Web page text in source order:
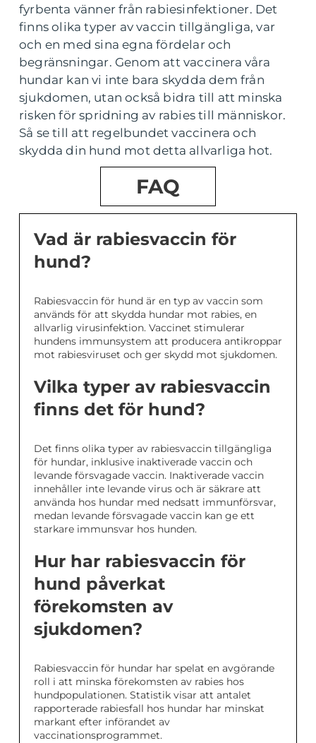
fyrbenta vänner från rabiesinfektioner. Det
finns olika typer av vaccin tillgängliga, var
och en med sina egna fördelar och
begränsningar. Genom att vaccinera våra
hundar kan vi inte bara skydda dem från
sjukdomen, utan också bidra till att minska
risken för spridning av rabies till människor.
Så se till att regelbundet vaccinera och
skydda din hund mot detta allvarliga hot.
FAQ
Vad är rabiesvaccin för
hund?
Rabiesvaccin för hund är en typ av vaccin som
används för att skydda hundar mot rabies, en
allvarlig virusinfektion. Vaccinet stimulerar
hundens immunsystem att producera antikroppar
mot rabiesviruset och ger skydd mot sjukdomen.
Vilka typer av rabiesvaccin
finns det för hund?
Det finns olika typer av rabiesvaccin tillgängliga
för hundar, inklusive inaktiverade vaccin och
levande försvagade vaccin. Inaktiverade vaccin
innehåller inte levande virus och är säkrare att
använda hos hundar med nedsatt immunförsvar,
medan levande försvagade vaccin kan ge ett
starkare immunsvar hos hunden.
Hur har rabiesvaccin för
hund påverkat
förekomsten av
sjukdomen?
Rabiesvaccin för hundar har spelat en avgörande
roll i att minska förekomsten av rabies hos
hundpopulationen. Statistik visar att antalet
rapporterade rabiesfall hos hundar har minskat
markant efter införandet av
vaccinationsprogrammet.